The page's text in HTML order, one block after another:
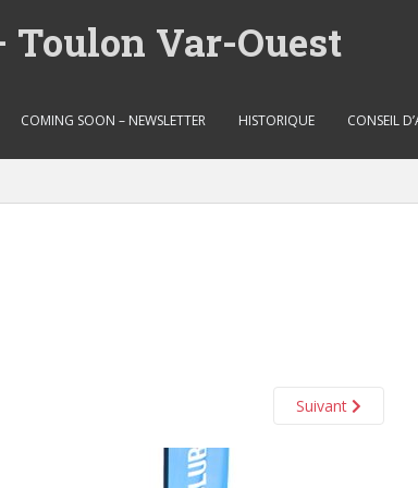
Var-Ouest
COMING SOON – NEWSLETTER HISTORIQUE CONSEIL
Suivant